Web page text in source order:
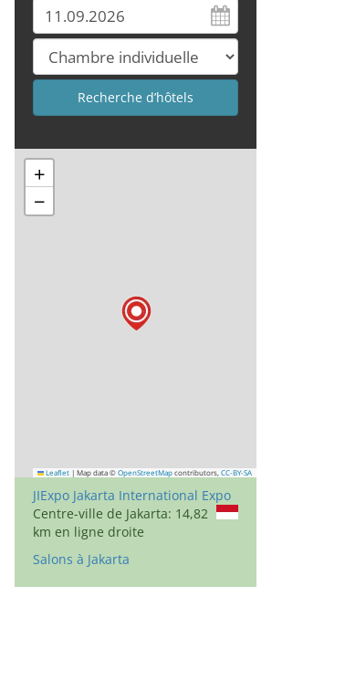
+
−
Leaflet | Map data © OpenStreetMap contributors, CC-BY-SA
JIExpo Jakarta International Expo
Centre-ville de Jakarta: 14,82
km en ligne droite
Salons à Jakarta